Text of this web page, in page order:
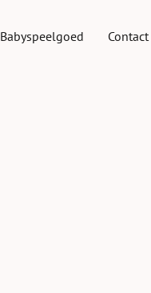
Babyspeelgoed Contact